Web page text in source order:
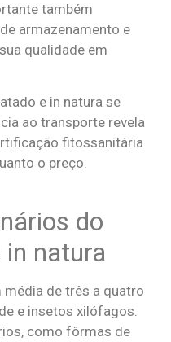
também
armazenamento e
qualidade em
e in natura se
ao transporte revela
fitossanitária
o preço.
do
in natura
média de três a quatro
e insetos xilófagos.
como fôrmas de